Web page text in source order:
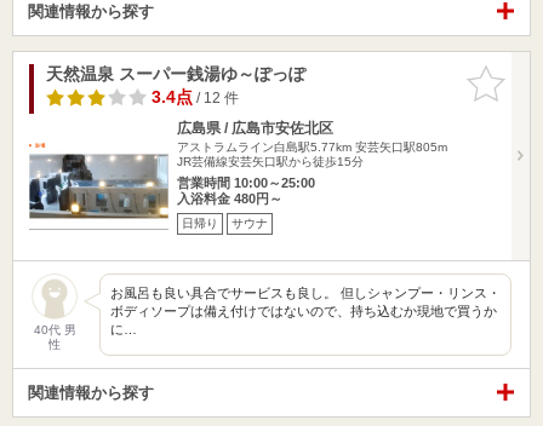
関連情報から探す
お気に入
りに追加
天然温泉 スーパー銭湯ゆ～ぽっぽ
3.4点/ 12 件
広島県 / 広島市安佐北区
アストラムライン白島駅5.77km 安芸矢口駅805m
JR芸備線安芸矢口駅から徒歩15分
営業時間 10:00～25:00
入浴料金 480円～
日帰り サウナ
40代 男
性
お風呂も良い具合でサービスも良し。 但しシャンプー・リンス・
ボディソープは備え付けではないので、持ち込むか現地で買うか
に…
関連情報から探す